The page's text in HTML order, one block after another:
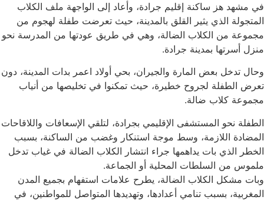
مشهد هز ساكنة إقليم جرادة، وأعاد إلى الواجهة ملف الكلاب
الذي يثير القلق بالمدينة، حيث تعرضت طفلة لهجوم من
من الكلاب الضالة، وهي في طريق عودتها من المدرسة نحو
أسرتها بمدينة جرادة.
تدخل بعض المارة والجيران، بحي أولاد اعمر بدات المدينة، دون
الطفلة لجروح خطيرة، حيث تمكنوا في تخليصها من أنياب
كلاب ضالة.
نحو المستشفى الإقليمي بجرادة، لتلقي الإسعافات واللاقاحات
اللازمة، وسط موجة استنكار وغضب من الساكنة، بسبب
الذي بات يداهمها جراء انتشار الكلاب الضالة في غياب تدخل
من السلطات المحلية أو الجماعة.
مشكل الكلاب الضالة، يطرح علامات استفهام بجميع المدن
بسبب تنامي أعدادها، وتهديدها المتواصل للمواطنين، في